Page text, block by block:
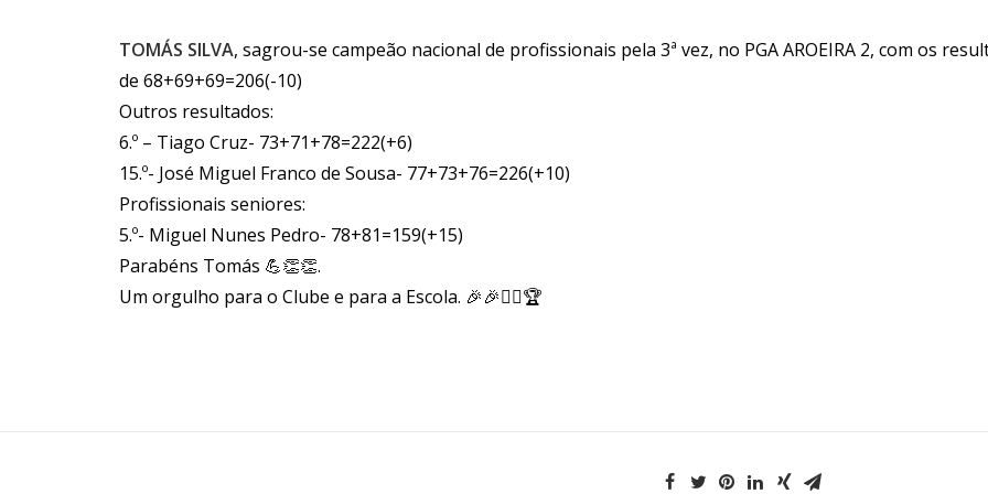
TOMÁS SILVA, sagrou-se campeão nacional de profissionais pela 3ª vez, no PGA AROEIRA 2, com os
de 68+69+69=206(-10)
Outros resultados:
6.º – Tiago Cruz- 73+71+78=222(+6)
15.º- José Miguel Franco de Sousa- 77+73+76=226(+10)
Profissionais seniores:
5.º- Miguel Nunes Pedro- 78+81=159(+15)
Parabéns Tomás 💪👏👏.
Um orgulho para o Clube e para a Escola. 🎉🎉🏌️‍♂️🏆